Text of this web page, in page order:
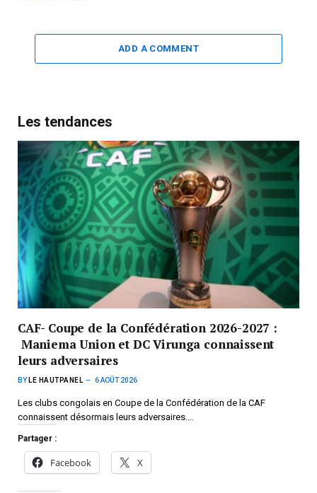
ADD A COMMENT
Les tendances
CAF- Coupe de la Confédération 2026-2027 :
Maniema Union et DC Virunga connaissent
leurs adversaires
BY LE HAUTPANEL 6 AOÛT 2026
Les clubs congolais en Coupe de la Confédération de la CAF
connaissent désormais leurs adversaires.…
Partager :
Facebook X